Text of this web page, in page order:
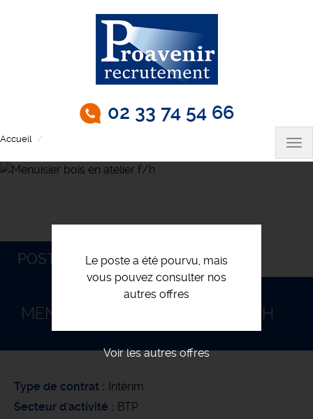
02 33 74 54 66
Accueil
Le poste a été pourvu, mais
vous pouvez consulter nos
autres offres
Voir les autres offres
POSTULEZ
MENUISIER BOIS EN ATELIER F/H
Type de contrat
Intérim
Secteur d'activité
BTP